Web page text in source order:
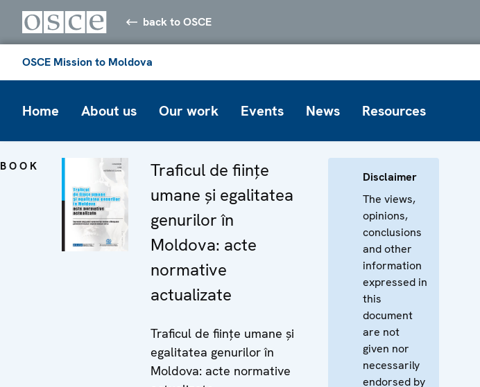
back to OSCE
OSCE Mission to Moldova
Home About us Our work Events News Resources
BOOK
Traficul de fiinţe
umane şi egalitatea
genurilor în
Moldova: acte
normative
actualizate
Traficul de fiinţe umane şi
egalitatea genurilor în
Moldova: acte normative
Disclaimer
The views,
opinions,
conclusions
and other
information
expressed in
this
document
are not
given nor
necessarily
endorsed by